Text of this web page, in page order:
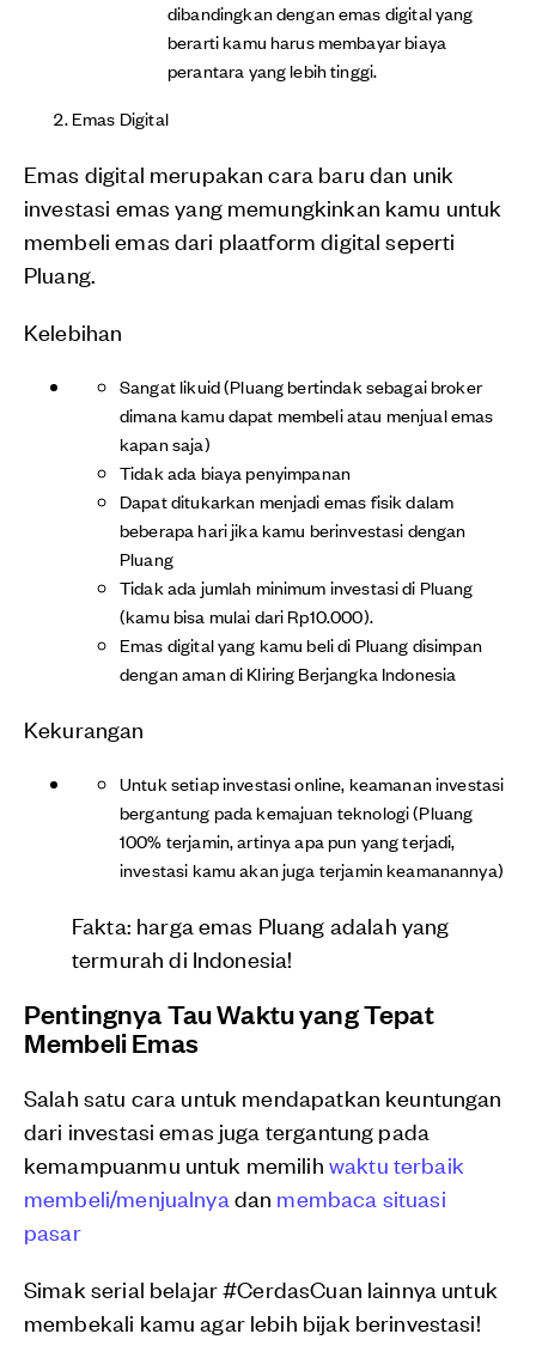
dibandingkan dengan emas digital yang
berarti kamu harus membayar biaya
perantara yang lebih tinggi.
Emas Digital
Emas digital merupakan cara baru dan unik
investasi emas yang memungkinkan kamu untuk
membeli emas dari plaatform digital seperti
Pluang.
Kelebihan
Sangat likuid (Pluang bertindak sebagai broker
dimana kamu dapat membeli atau menjual emas
kapan saja)
Tidak ada biaya penyimpanan
Dapat ditukarkan menjadi emas fisik dalam
beberapa hari jika kamu berinvestasi dengan
Pluang
Tidak ada jumlah minimum investasi di Pluang
(kamu bisa mulai dari Rp10.000).
Emas digital yang kamu beli di Pluang disimpan
dengan aman di Kliring Berjangka Indonesia
Kekurangan
Untuk setiap investasi online, keamanan investasi
bergantung pada kemajuan teknologi (Pluang
100% terjamin, artinya apa pun yang terjadi,
investasi kamu akan juga terjamin keamanannya)
Fakta: harga emas Pluang adalah yang
termurah di Indonesia!
Pentingnya Tau Waktu yang Tepat
Membeli Emas
Salah satu cara untuk mendapatkan keuntungan
dari investasi emas juga tergantung pada
kemampuanmu untuk memilih waktu terbaik
membeli/menjualnya dan membaca situasi
pasar
Simak serial belajar #CerdasCuan lainnya untuk
membekali kamu agar lebih bijak berinvestasi!